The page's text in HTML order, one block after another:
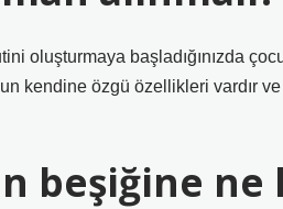
oluşturmaya başladığınızda
kendine özgü özellikleri vardır
beşiğine ne